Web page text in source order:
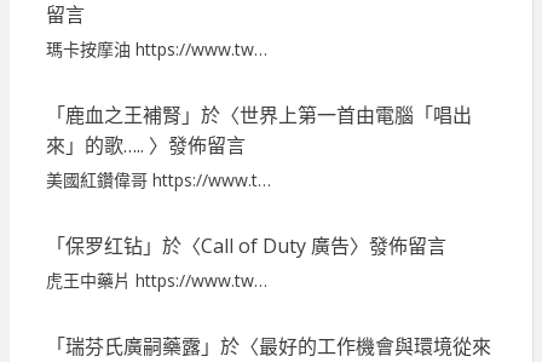
留言
瑪卡按摩油 https://www.tw…
「鹿血之王補腎 」於〈世界上第一首由電腦「唱出
來」的歌….. 〉發佈留言
美國紅鑽偉哥 https://www.t…
「保罗红钻」於〈Call of Duty 廣告〉發佈留言
虎王中藥片 https://www.tw…
「瑞芬氏廣嗣藥露」於〈最好的工作機會與環境從來